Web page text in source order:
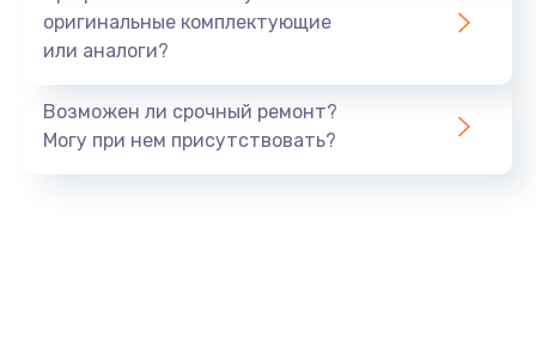
800 руб.
Тюнинг динамиков
оригинальные комплектующие
или аналоги?
Возможен ли срочный ремонт?
Могу при нем присутствовать?